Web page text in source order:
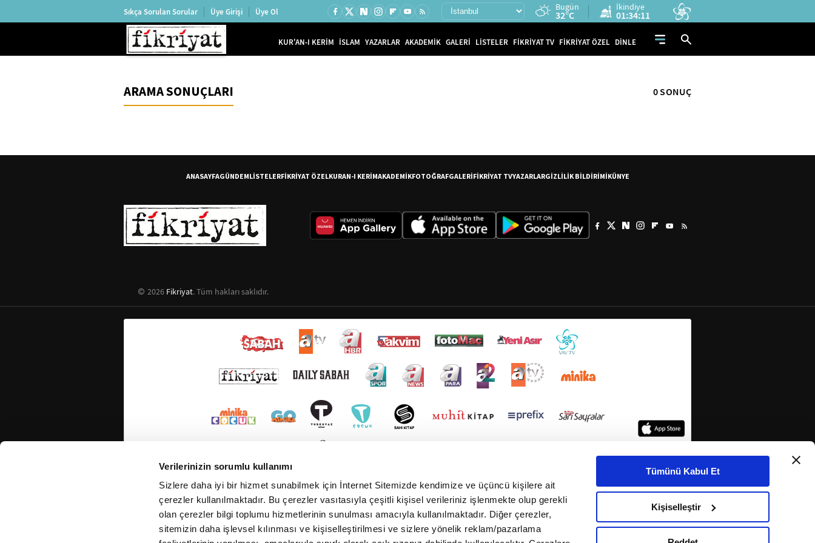
Verilerinizin sorumlu kullanımı
Sizlere daha iyi bir hizmet sunabilmek için İnternet Sitemizde kendimize ve üçüncü kişilere ait
çerezler kullanılmaktadır. Bu çerezler vasıtasıyla çeşitli kişisel verileriniz işlenmekte olup gerekli
olan çerezler bilgi toplumu hizmetlerinin sunulması amacıyla kullanılmaktadır. Diğer çerezler,
sitemizin daha işlevsel kılınması ve kişiselleştirilmesi ve sizlere yönelik reklam/pazarlama
Tümünü Kabul Et
Kişiselleştir
Sıkça Sorulan Sorular Üye Girişi Üye Ol Bugün
32°C
İkindiye
01:34:11
KUR'AN-I KERİM İSLAM YAZARLAR AKADEMİK GALERİ LİSTELER FİKRİYAT TV FİKRİYAT ÖZEL DİNLE
ARAMA SONUÇLARI 0 SONUÇ
ANASAYFAGÜNDEMLİSTELERFİKRİYAT ÖZELKURAN-I KERİMAKADEMİKFOTOĞRAFGALERİFİKRİYAT TVYAZARLARGİZLİLİK BİLDİRİMİKÜNYE
2026 Fikriyat. Tüm hakları saklıdır.